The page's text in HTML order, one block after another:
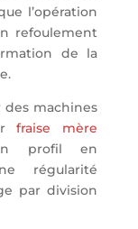
l’opération
refoulement
de la
des machines
fraise mère
profil en
régularité
par division